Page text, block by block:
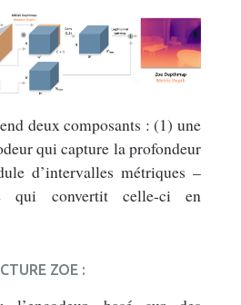
deux composants : (1) une
qui capture la profondeur
d’intervalles métriques –
qui convertit celle-ci en
ZOE :